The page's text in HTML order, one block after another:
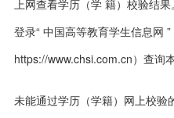
上网查看学历（学 籍）校验结
登录“ 中国高等教育学生信息网 ”
https://www.chsi.com.cn）查询
未能通过学历（学籍）网上校验